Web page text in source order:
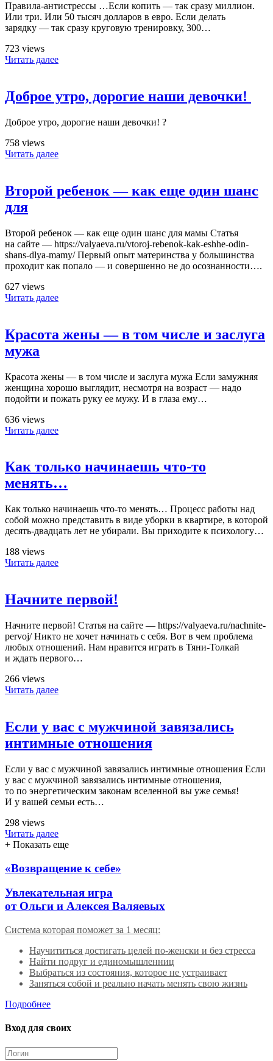
Правила-антистрессы …Если копить — так сразу миллион.
Или три. Или 50 тысяч долларов в евро. Если делать
зарядку — так сразу круговую тренировку, 300…
723 views
Читать далее
Доброе утро, дорогие наши девочки! ️
Доброе утро, дорогие наши девочки! ️?
758 views
Читать далее
Второй ребенок — как еще один шанс
для
Второй ребенок — как еще один шанс для мамы Статья
на сайте — https://valyaeva.ru/vtoroj-rebenok-kak-eshhe-odin-
shans-dlya-mamy/ Первый опыт материнства у большинства
проходит как попало — и совершенно не до осознанности….
627 views
Читать далее
Красота жены — в том числе и заслуга
мужа
Красота жены — в том числе и заслуга мужа Если замужняя
женщина хорошо выглядит, несмотря на возраст — надо
подойти и пожать руку ее мужу. И в глаза ему…
636 views
Читать далее
Как только начинаешь что-то
менять…
Как только начинаешь что-то менять… Процесс работы над
собой можно представить в виде уборки в квартире, в которой
десять-двадцать лет не убирали. Вы приходите к психологу…
188 views
Читать далее
Начните первой!
Начните первой! Статья на сайте — https://valyaeva.ru/nachnite-
pervoj/ Никто не хочет начинать с себя. Вот в чем проблема
любых отношений. Нам нравится играть в Тяни-Толкай
и ждать первого…
266 views
Читать далее
Если у вас с мужчиной завязались
интимные отношения
Если у вас с мужчиной завязались интимные отношения Если
у вас с мужчиной завязались интимные отношения,
то по энергетическим законам вселенной вы уже семья!
И у вашей семьи есть…
298 views
Читать далее
+ Показать еще
«Возвращение к себе»
Увлекательная игра
от Ольги и Алексея Валяевых
Система которая поможет за 1 месяц:
Научититься достигать целей по-женски и без стресса
Найти подруг и единомышленниц
Выбраться из состояния, которое не устраивает
Заняться собой и реально начать менять свою жизнь
Подробнее
Вход для своих